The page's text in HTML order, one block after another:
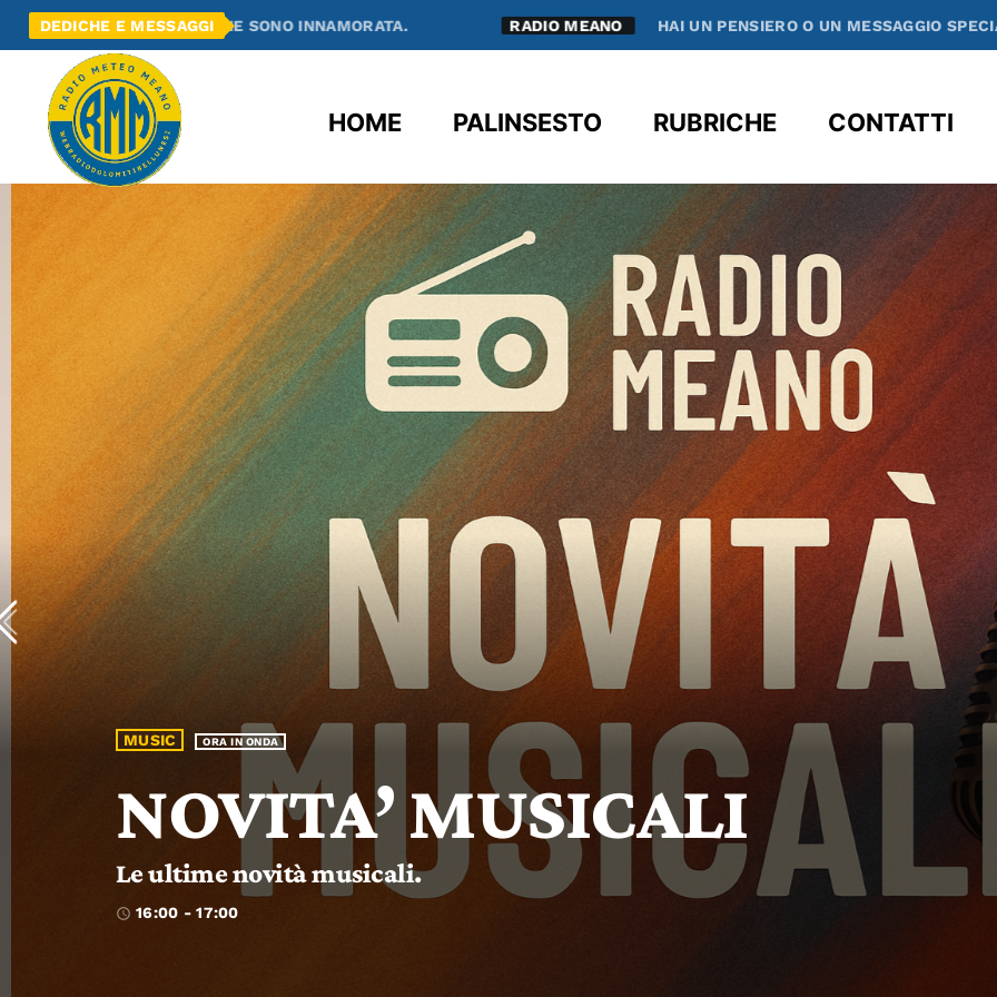
DEDICHE E MESSAGGI
E ME NE SONO INNAMORATA. RADIO MEANO HAI UN PENSIERO O UN MESSAGGIO SPECIALE CHE
HOME PALINSESTO RUBRICHE CONTATTI
IN ARRIVO
SUPERMARKET